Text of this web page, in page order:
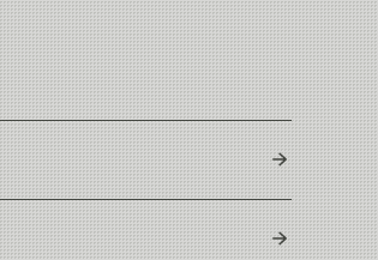
Float